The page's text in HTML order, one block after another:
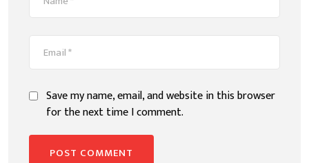
Save my name, email, and website in this browser
for the next time I comment.